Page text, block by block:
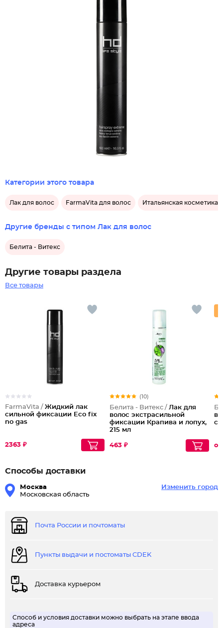
Категории этого товара
Лак для волос FarmaVita для волос Итальянская косметика
Другие бренды с типом Лак для волос
Белита - Витекс
Другие товары раздела
Все товары
FarmaVita / Жидкий лак
сильной фиксации Eco fix
no gas
2363 ₽
(10)
Белита - Витекс / Лак для
волос экстрасильной
фиксации Крапива и лопух,
215 мл
463 ₽ от
Способы доставки
Москва
Московская область
Изменить город
Почта России и почтоматы
Пункты выдачи и постоматы CDEK
Доставка курьером
Способ и условия доставки можно выбрать на этапе ввода
адреса